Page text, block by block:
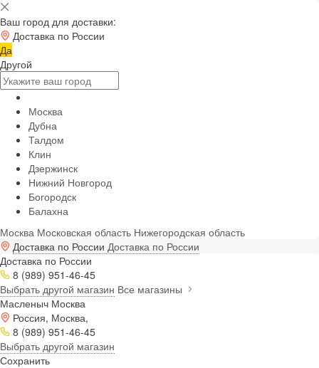
Ваш город для доставки:
Доставка по России
Да
Другой
Москва
Дубна
Талдом
Клин
Дзержинск
Нижний Новгород
Богородск
Балахна
Москва Московская область Нижегородская область
Доставка по России Доставка по России
Доставка по России
8 (989) 951-46-45
Выбрать другой магазин Все магазины
Масленыч Москва
Россия, Москва,
8 (989) 951-46-45
Выбрать другой магазин
Сохранить